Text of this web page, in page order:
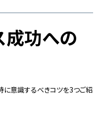
成功への
に意識するべきコツを3つご紹